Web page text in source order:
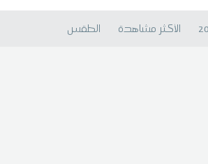
الأكثر مشاهدة الطقس